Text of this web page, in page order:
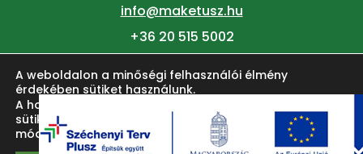
info@maketusz.hu
+36 20 515 5002
© 2026 MAKETUSZ
A weboldalon a minőségi felhasználói élmény
érdekében sütiket használunk.
A honlap felhasználói élményének fokozása érdekében
sütiket alkalmazunk. Ezeket a
beállítások
oldalon lehet
módosítani.